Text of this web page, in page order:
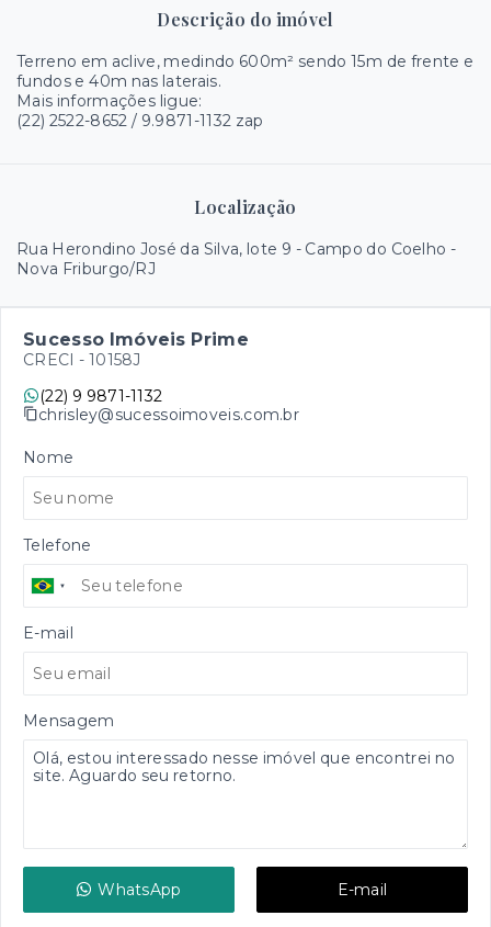
Descrição do imóvel
Terreno em aclive, medindo 600m² sendo 15m de frente e
fundos e 40m nas laterais.
Mais informações ligue:
(22) 2522-8652 / 9.9871-1132 zap
Localização
Rua Herondino José da Silva, lote 9 - Campo do Coelho -
Nova Friburgo/RJ
Sucesso Imóveis Prime
CRECI - 10158J
(22) 9 9871-1132
chrisley@sucessoimoveis.com.br
Nome
Telefone
E-mail
Mensagem
WhatsApp E-mail